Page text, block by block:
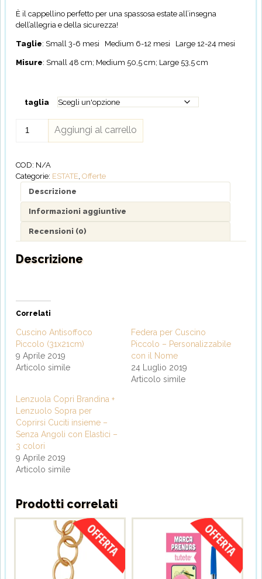
È il cappellino perfetto per una spassosa estate all’insegna
dell’allegria e della sicurezza!
Taglie: Small 3-6 mesi Medium 6-12 mesi Large 12-24 mesi
Misure: Small 48 cm; Medium 50,5 cm; Large 53,5 cm
taglia
UPF50
quantità
Aggiungi al carrello
COD: N/A
Categorie: ESTATE Offerte
Descrizione
Informazioni aggiuntive
Recensioni (0)
Descrizione
Correlati
Cuscino Antisoffoco
Piccolo (31x21cm)
9 Aprile 2019
Articolo simile
Federa per Cuscino
Piccolo – Personalizzabile
con il Nome
24 Luglio 2019
Articolo simile
Lenzuola Copri Brandina +
Lenzuolo Sopra per
Coprirsi Cuciti insieme –
Senza Angoli con Elastici –
3 colori
9 Aprile 2019
Articolo simile
Prodotti correlati